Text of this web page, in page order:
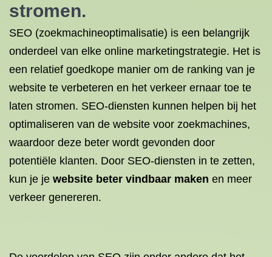
stromen.
SEO (zoekmachineoptimalisatie) is een belangrijk
onderdeel van elke online marketingstrategie. Het is
een relatief goedkope manier om de ranking van je
website te verbeteren en het verkeer ernaar toe te
laten stromen. SEO-diensten kunnen helpen bij het
optimaliseren van de website voor zoekmachines,
waardoor deze beter wordt gevonden door
potentiële klanten. Door SEO-diensten in te zetten,
kun je je website beter vindbaar maken en meer
verkeer genereren.